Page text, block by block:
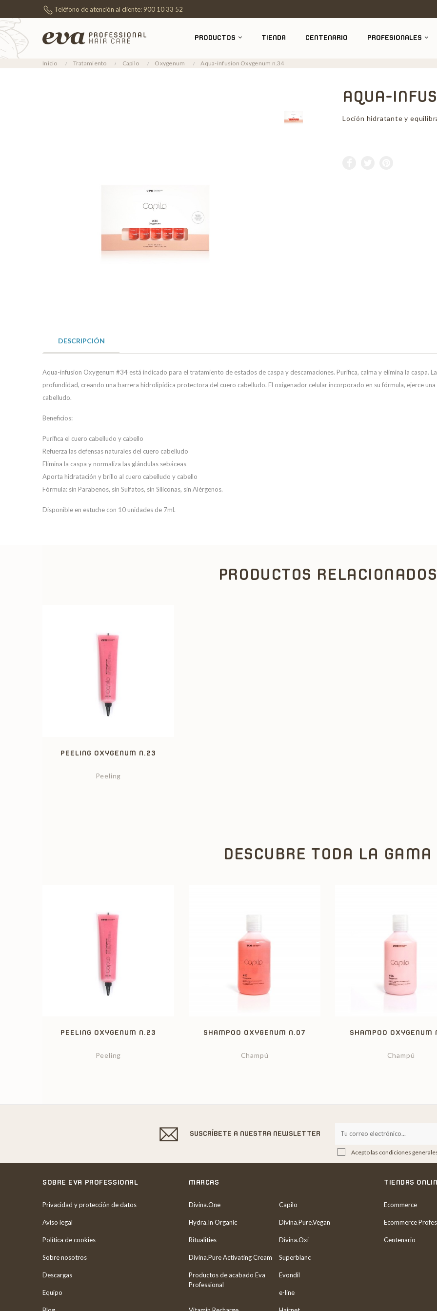
Teléfono de atención al cliente: 900 10 33 52
PRODUCTOS TIENDA CENTENARIO PROFESIONALES
Inicio Tratamiento Capilo Oxygenum Aqua-infusion Oxygenum n.34
AQUA-
Loción hidratante y
DESCRIPCIÓN
Aqua-infusion Oxygenum #34 está indicado para el tratamiento de estados de caspa y descamaciones. Purifica, calma y elimina la caspa.
profundidad, creando una barrera hidrolipídica protectora del cuero cabelludo. El oxigenador celular incorporado en su fórmula, ejerce
cabelludo.
Beneficios:
Purifica el cuero cabelludo y cabello
Refuerza las defensas naturales del cuero cabelludo
Elimina la caspa y normaliza las glándulas sebáceas
Aporta hidratación y brillo al cuero cabelludo y cabello
Fórmula: sin Parabenos, sin Sulfatos, sin Siliconas, sin Alérgenos.
Disponible en estuche con 10 unidades de 7ml.
PRODUCTOS RELACIONADOS
PEELING OXYGENUM N.23
Peeling
DESCUBRE TODA LA GAMA
PEELING OXYGENUM N.23
Peeling
SHAMPOO OXYGENUM N.07
Champú
SHAMPOO OXYGENUM
Champú
SUSCRÍBETE A NUESTRA NEWSLETTER
Acepto las condiciones
SOBRE EVA PROFESSIONAL
Privacidad y protección de datos
Aviso legal
Política de cookies
Sobre nosotros
Descargas
Equipo
MARCAS
Divina.One Capilo
Hydra.In Organic Divina.Pure.Vegan
Ritualities Divina.Oxi
Divina.Pure Activating Cream Superblanc
Productos de acabado Eva
Professional
Evondil
e-line
TIENDAS
Ecommerce
Ecommerce
Centenario